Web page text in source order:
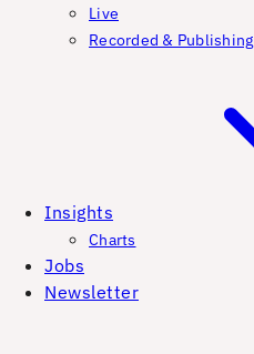
Live
Recorded & Publishing
Insights
Charts
Jobs
Newsletter